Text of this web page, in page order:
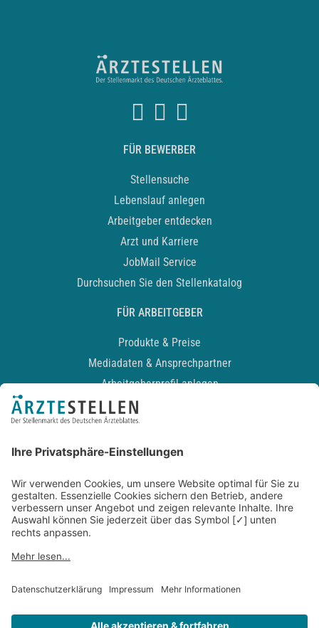
FÜR BEWERBER
Stellensuche
Lebenslauf anlegen
Arbeitgeber entdecken
Arzt und Karriere
JobMail Service
Durchsuchen Sie den Stellenkatalog
FÜR ARBEITGEBER
Produkte & Preise
Mediadaten & Ansprechpartner
Arbeitgeberprofil anlegen
Recruiting-Podcast
Kontakt
Datenschutz
Newsletter